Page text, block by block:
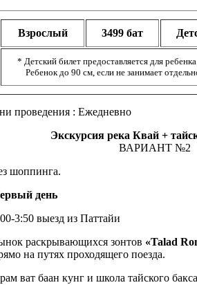
Взрослый 3499 бат
* Детский билет предоставляется для
Ребенок до 90 см, если не занимает
проведения : Ежедневно
Экскурсия река Квай +
ВАРИАНТ №2
шоппинга.
день
3:50 выезд из Паттайи
раскрывающихся зонтов «Talad
на путях проходящего поезда.
ват баан кунг и школа тайского бакса